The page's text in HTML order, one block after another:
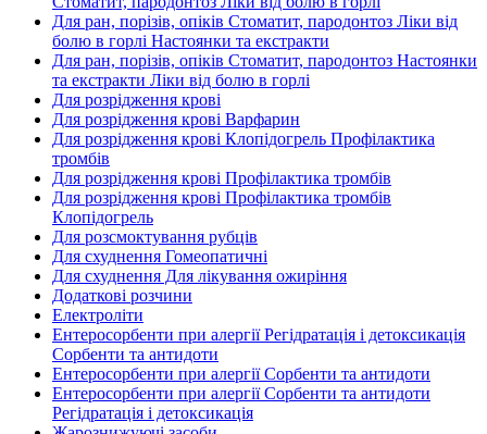
Для ран, порізів, опіків Стоматит, пародонтоз Ліки від
болю в горлі Настоянки та екстракти
Для ран, порізів, опіків Стоматит, пародонтоз Настоянки
та екстракти Ліки від болю в горлі
Для розрідження крові
Для розрідження крові Варфарин
Для розрідження крові Клопідогрель Профілактика
тромбів
Для розрідження крові Профілактика тромбів
Для розрідження крові Профілактика тромбів
Клопідогрель
Для розсмоктування рубців
Для схуднення Гомеопатичні
Для схуднення Для лікування ожиріння
Додаткові розчини
Електроліти
Ентеросорбенти при алергії Регідратація і детоксикація
Сорбенти та антидоти
Ентеросорбенти при алергії Сорбенти та антидоти
Ентеросорбенти при алергії Сорбенти та антидоти
Регідратація і детоксикація